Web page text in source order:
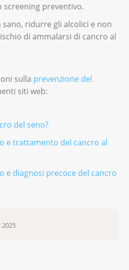
preventivo.
ridurre gli alcolici e non
di ammalarsi di cancro al
sulla prevenzione del
siti web:
del seno?
e trattamento del cancro al
e diagnosi precoce del cancro